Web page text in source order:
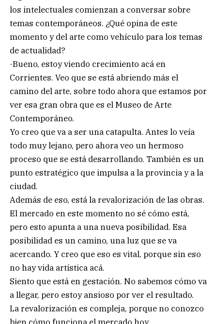
los intelectuales comienzan a conversar sobre
temas contemporáneos. ¿Qué opina de este
momento y del arte como vehículo para los temas
de actualidad?
-Bueno, estoy viendo crecimiento acá en
Corrientes. Veo que se está abriendo más el
camino del arte, sobre todo ahora que estamos por
ver esa gran obra que es el Museo de Arte
Contemporáneo.
Yo creo que va a ser una catapulta. Antes lo veía
todo muy lejano, pero ahora veo un hermoso
proceso que se está desarrollando. También es un
punto estratégico que impulsa a la provincia y a la
ciudad.
Además de eso, está la revalorización de las obras.
El mercado en este momento no sé cómo está,
pero esto apunta a una nueva posibilidad. Esa
posibilidad es un camino, una luz que se va
acercando. Y creo que eso es vital, porque sin eso
no hay vida artística acá.
Siento que está en gestación. No sabemos cómo va
a llegar, pero estoy ansioso por ver el resultado.
La revalorización es compleja, porque no conozco